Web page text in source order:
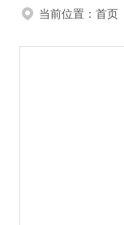
当前位置： 首页